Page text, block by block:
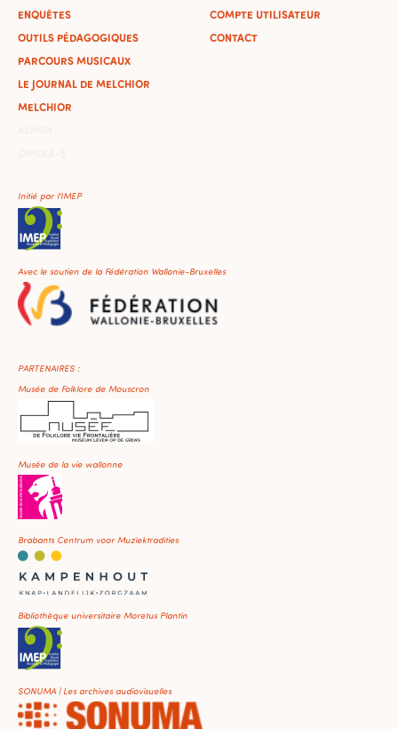
ENQUÊTES
OUTILS PÉDAGOGIQUES
PARCOURS MUSICAUX
LE JOURNAL DE MELCHIOR
MELCHIOR
COMPTE UTILISATEUR
CONTACT
Initié par l'IMEP
Avec le soutien de la Fédération Wallonie-Bruxelles
PARTENAIRES :
Musée de Folklore de Mouscron
Musée de la vie wallonne
Brabants Centrum voor Muziektradities
Bibliothèque universitaire Moretus Plantin
SONUMA | Les archives audiovisuelles